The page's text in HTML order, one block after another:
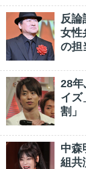
反論
女性
の担
28年
イズ
割」
中森
組共